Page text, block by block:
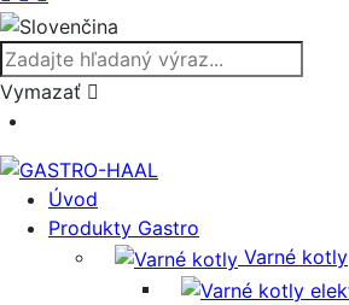
Vymazať
Úvod
Produkty Gastro
Varné kotly